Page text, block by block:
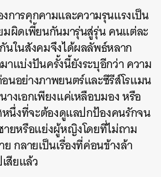
การคุกคามและความรุนแรงเป็น
ผิดเพี้ยนกันมารุ่นสู่รุ่น คนแต่ละ
นในสังคมจึงได้ผลลัพธ์หลาก
าแบ่งปันครั้งนี้ยังระบุอีกว่า ความ
นอย่างภาพยนตร์และซีรีส์โรแมน
งเอกเพียงแค่เหลือบมอง หรือ
หนึ่งที่จะต้องดูแลปกป้องคนรักจน
ยหรือแย่งผู้หญิงโดยที่ไม่ถาม
กลายเป็นเรื่องที่ค่อนข้างล้า
สียแล้ว
LINE EMAIL